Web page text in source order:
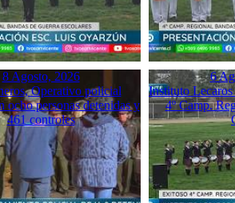
8 Agosto, 2026
Operativo policial
ocho personas detenidas y
461 controles
6
Instituto
4º Camp.